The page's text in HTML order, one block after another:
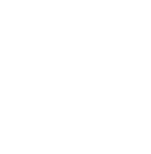
układu w łazience